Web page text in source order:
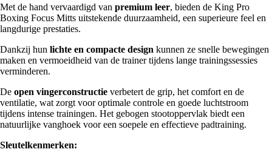
Met de hand vervaardigd van premium leer, bieden de King Pro
Boxing Focus Mitts uitstekende duurzaamheid, een superieure feel en
langdurige prestaties.
Dankzij hun lichte en compacte design kunnen ze snelle bewegingen
maken en vermoeidheid van de trainer tijdens lange trainingssessies
verminderen.
De open vingerconstructie verbetert de grip, het comfort en de
ventilatie, wat zorgt voor optimale controle en goede luchtstroom
tijdens intense trainingen. Het gebogen stootoppervlak biedt een
natuurlijke vanghoek voor een soepele en effectieve padtraining.
Sleutelkenmerken: